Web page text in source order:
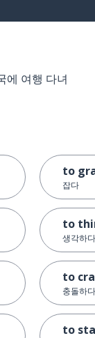
에 여행 다녀
to
잡다
to
생각하다
to
충돌하다
to